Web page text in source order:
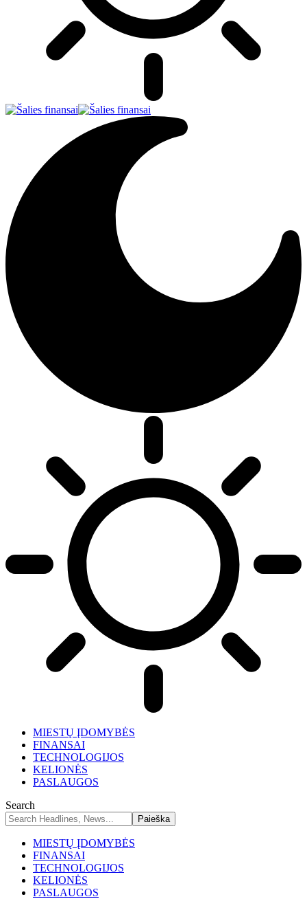
MIESTŲ ĮDOMYBĖS
FINANSAI
TECHNOLOGIJOS
KELIONĖS
PASLAUGOS
Search
MIESTŲ ĮDOMYBĖS
FINANSAI
TECHNOLOGIJOS
KELIONĖS
PASLAUGOS